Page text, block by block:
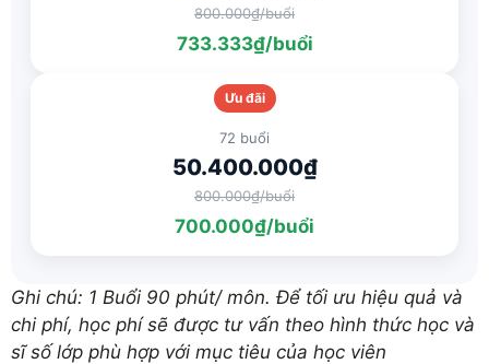
800.000₫/buổi
733.333₫/buổi
Ưu đãi
72 buổi
50.400.000₫
800.000₫/buổi
700.000₫/buổi
Ghi chú: 1 Buổi 90 phút/ môn. Để tối ưu hiệu quả và
chi phí, học phí sẽ được tư vấn theo hình thức học và
sĩ số lớp phù hợp với mục tiêu của học viên